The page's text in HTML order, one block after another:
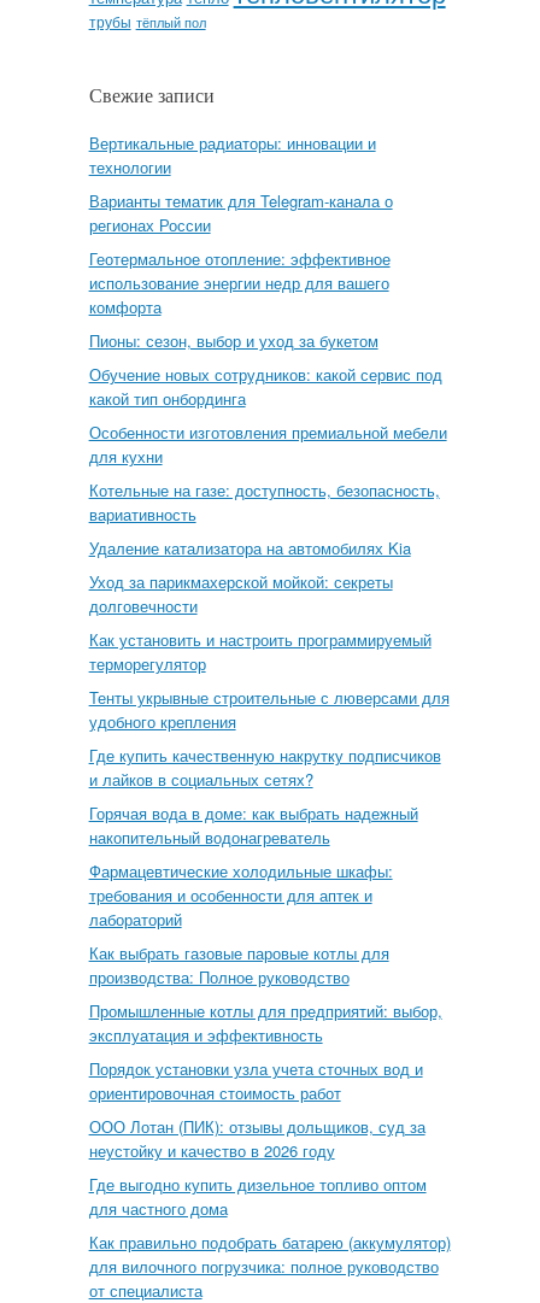
трубы тёплый пол
Свежие записи
Вертикальные радиаторы: инновации и
технологии
Варианты тематик для Telegram-канала о
регионах России
Геотермальное отопление: эффективное
использование энергии недр для вашего
комфорта
Пионы: сезон, выбор и уход за букетом
Обучение новых сотрудников: какой сервис под
какой тип онбординга
Особенности изготовления премиальной мебели
для кухни
Котельные на газе: доступность, безопасность,
вариативность
Удаление катализатора на автомобилях Kia
Уход за парикмахерской мойкой: секреты
долговечности
Как установить и настроить программируемый
терморегулятор
Тенты укрывные строительные с люверсами для
удобного крепления
Где купить качественную накрутку подписчиков
и лайков в социальных сетях?
Горячая вода в доме: как выбрать надежный
накопительный водонагреватель
Фармацевтические холодильные шкафы:
требования и особенности для аптек и
лабораторий
Как выбрать газовые паровые котлы для
производства: Полное руководство
Промышленные котлы для предприятий: выбор,
эксплуатация и эффективность
Порядок установки узла учета сточных вод и
ориентировочная стоимость работ
ООО Лотан (ПИК): отзывы дольщиков, суд за
неустойку и качество в 2026 году
Где выгодно купить дизельное топливо оптом
для частного дома
Как правильно подобрать батарею (аккумулятор)
для вилочного погрузчика: полное руководство
от специалиста